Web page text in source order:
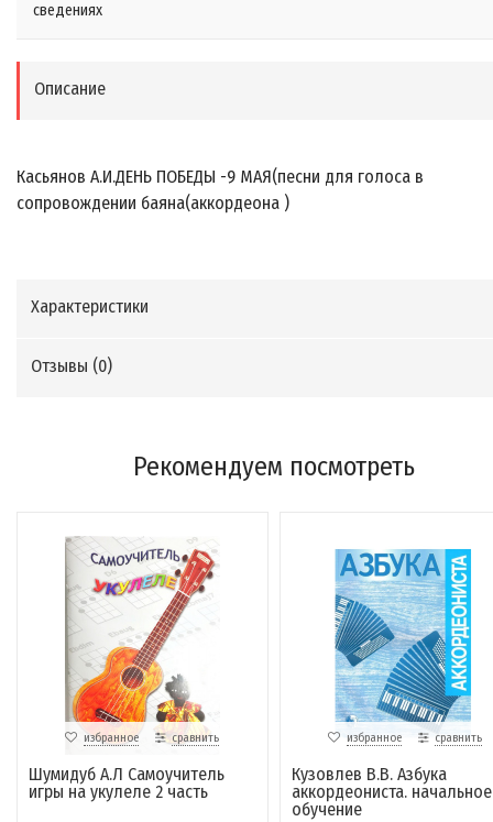
сведениях
Описание
Касьянов А.И.ДЕНЬ ПОБЕДЫ -9 МАЯ(песни для голоса в
сопровождении баяна(аккордеона )
Характеристики
Отзывы (0)
Рекомендуем посмотреть
избранное сравнить
Шумидуб А.Л Самоучитель
игры на укулеле 2 часть
избранное сравнить
Кузовлев В.В. Азбука
аккордеониста. начальное
обучение